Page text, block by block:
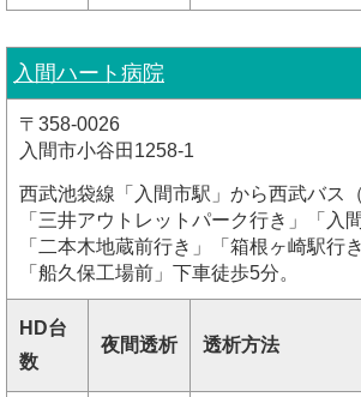
入間ハート病院
〒358-0026
入間市小谷田1258-1
西武池袋線「入間市駅」から西武バス
「三井アウトレットパーク行き」「入
「二本木地蔵前行き」「箱根ヶ崎駅行
「船久保工場前」下車徒歩5分。
HD台
数
夜間透析 透析方法